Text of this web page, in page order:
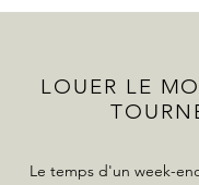
LOUER LE
Le temps d'un week-